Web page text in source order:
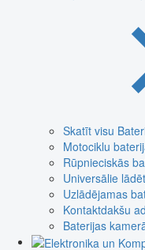
Skatīt visu
Motociklu
Rūpnieciskās
Universālie
Uzlādējamas
Kontaktdakšu
Baterijas